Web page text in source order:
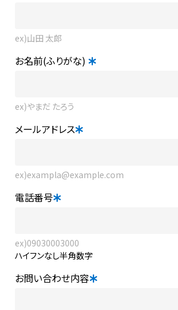
ex)山田 太郎
お名前(ふりがな)
ex)やまだ たろう
メールアドレス
ex)exampla@example.com
電話番号
ex)09030003000
ハイフンなし半角数字
お問い合わせ内容